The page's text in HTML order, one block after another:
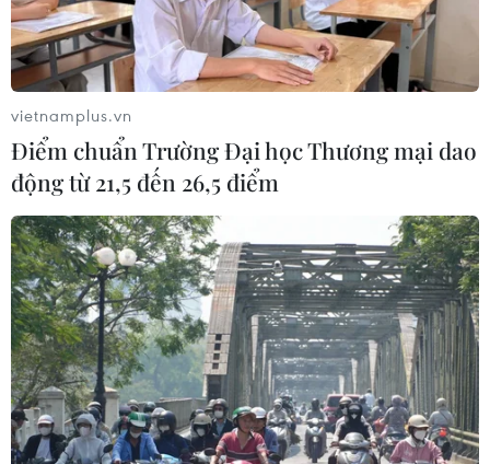
Bão số 1 hướng về Trung Quốc, Bắc Bộ đề
phòng mưa dông, gió giật
12/06/2017 08:22
Trung tâm Dự báo Khí tượng Thủy văn Trung ương nhận
định từ ngày 13-21/6, các tỉnh Bắc Bộ sẽ có mưa rào và
rải rác có dông, tập trung chính trong khoảng chiều tối
và đêm.
vietnamplus.vn
Điểm chuẩn Trường Đại học Thương mại dao
động từ 21,5 đến 26,5 điểm